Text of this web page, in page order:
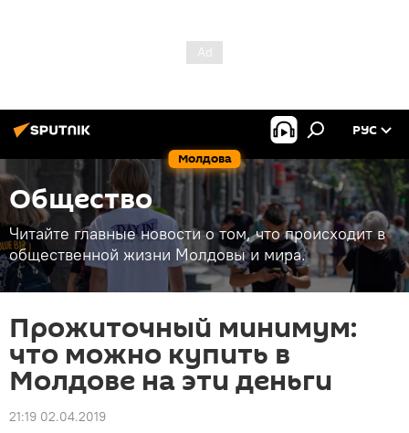
Молдова
РУС
Общество
Читайте главные новости о том, что происходит в
общественной жизни Молдовы и мира.
Прожиточный минимум:
что можно купить в
Молдове на эти деньги
21:19 02.04.2019